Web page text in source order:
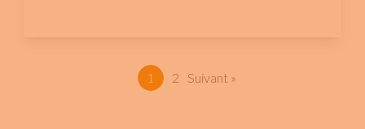
1 2 Suivant »